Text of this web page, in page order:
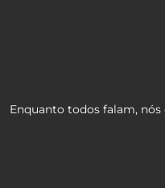
Enquanto todos falam,